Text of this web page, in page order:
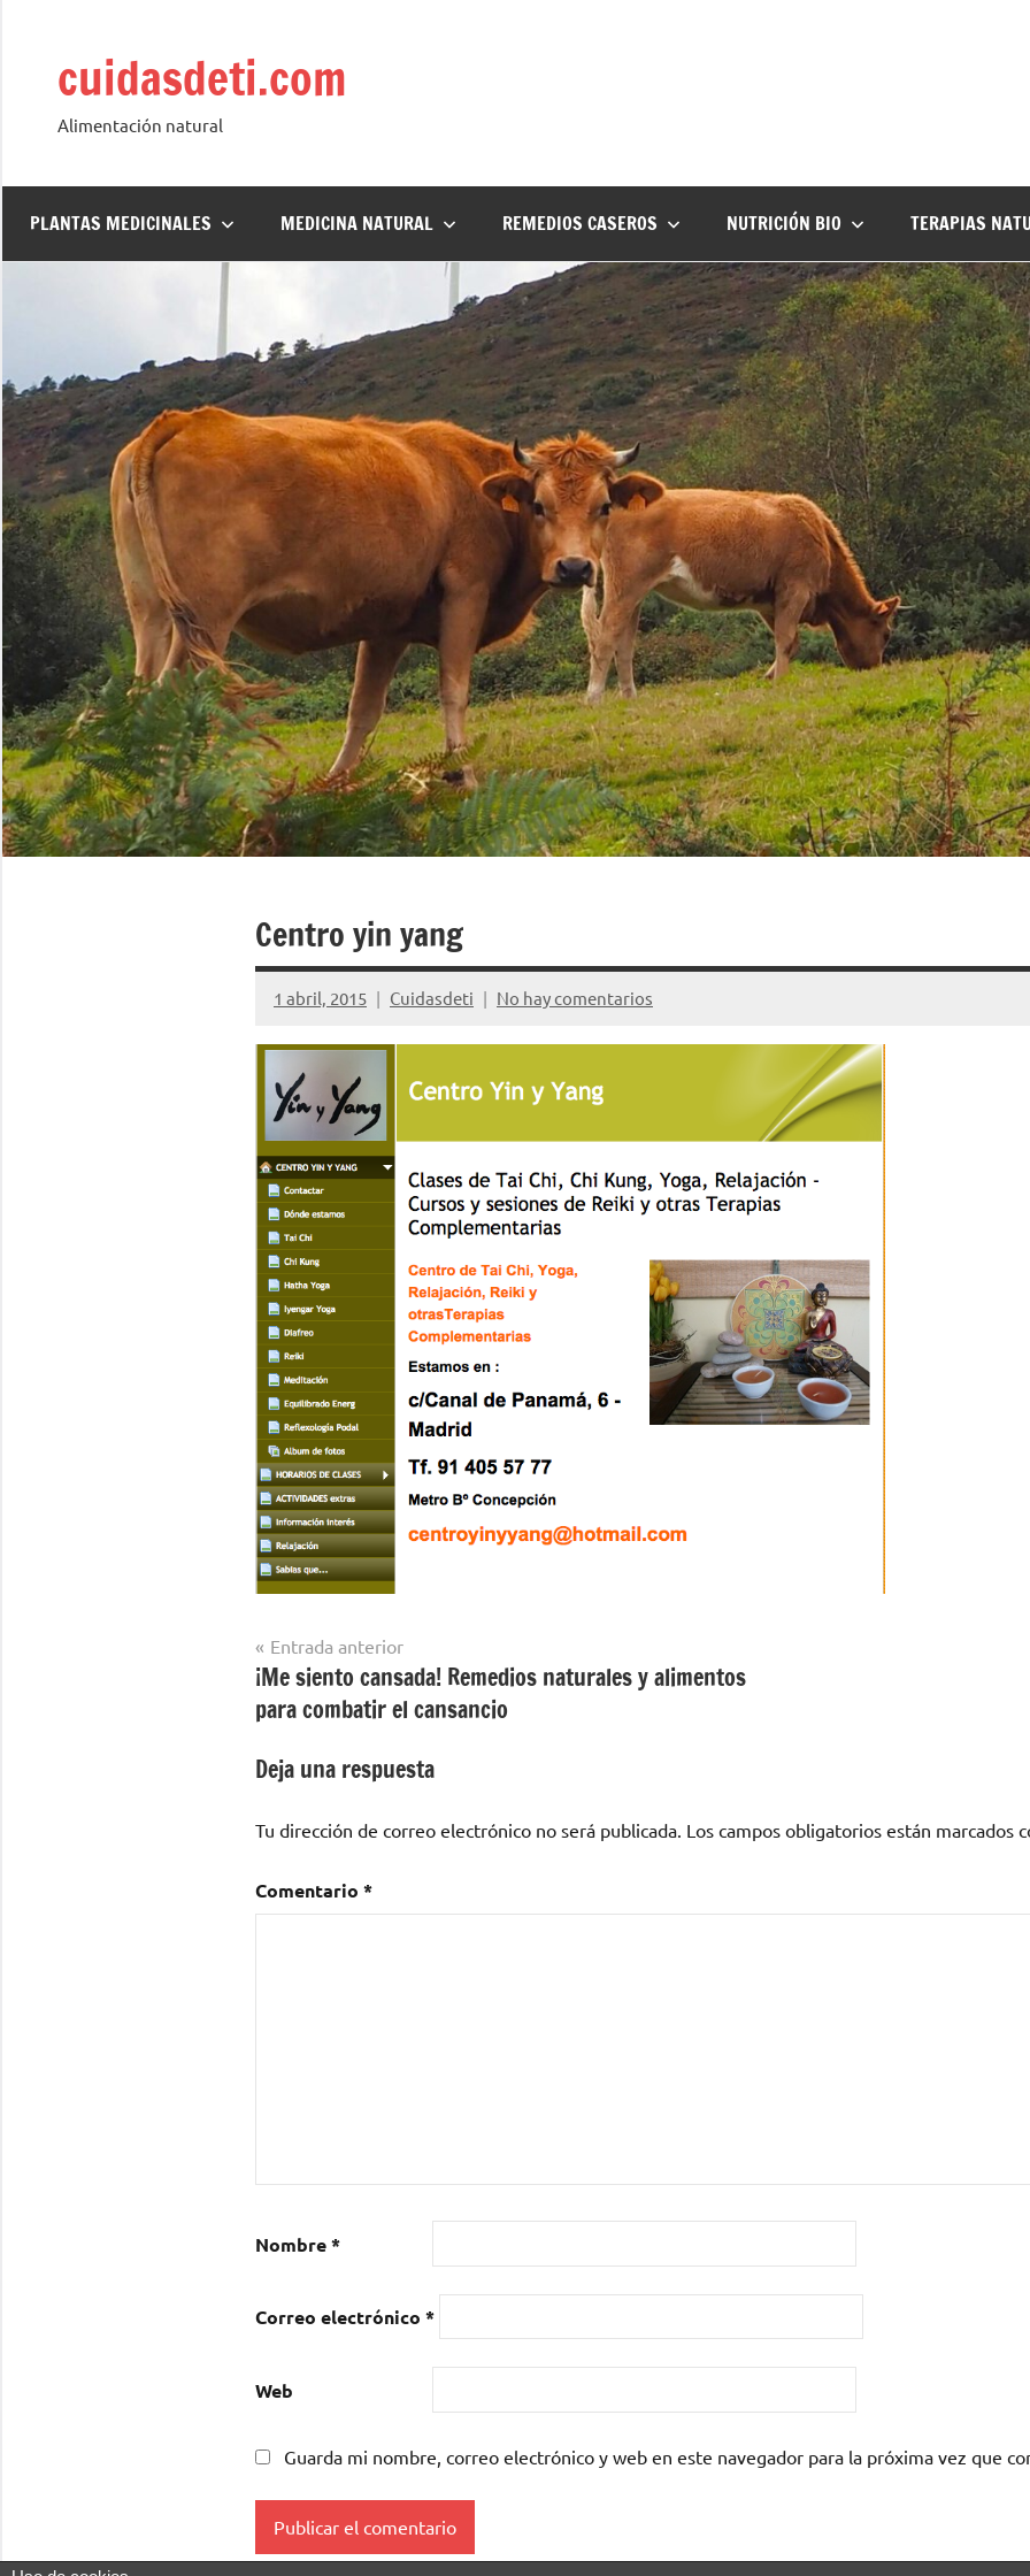
contenidocuidasdeti.com
Alimentación natural
PLANTAS MEDICINALES MEDICINA NATURAL REMEDIOS CASEROS NUTRICIÓN BIO TERAPIAS
Centro yin yang
1 abril, 2015 Cuidasdeti No hay comentarios
Navegación
de
entradas
Entrada anterior
¡Me siento cansada! Remedios naturales y alimentos
para combatir el cansancio
Deja una respuesta
Tu dirección de correo electrónico no será publicada. Los campos obligatorios están marcados
Comentario *
Nombre*
Correo electrónico *
Web
Guarda mi nombre, correo electrónico y web en este navegador para la próxima vez que